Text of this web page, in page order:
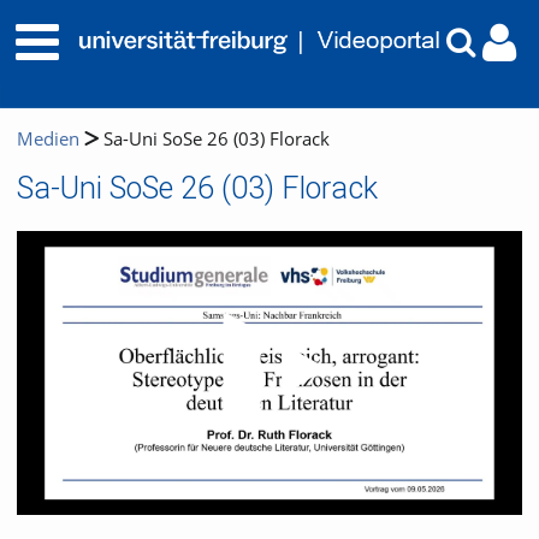
Medien Sa-Uni SoSe 26 (03) Florack
Sa-Uni SoSe 26 (03) Florack